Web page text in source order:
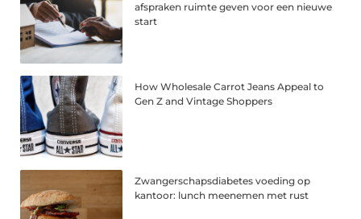
afspraken ruimte geven voor een nieuwe
start
How Wholesale Carrot Jeans Appeal to
Gen Z and Vintage Shoppers
Zwangerschapsdiabetes voeding op
kantoor: lunch meenemen met rust